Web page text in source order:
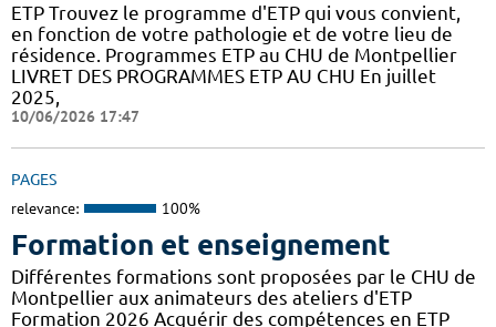
ETP Trouvez le programme d'ETP qui vous convient,
en fonction de votre pathologie et de votre lieu de
résidence. Programmes ETP au CHU de Montpellier
LIVRET DES PROGRAMMES ETP AU CHU En juillet
2025,
10/06/2026 17:47
PAGES
relevance: 100%
Formation et enseignement
Différentes formations sont proposées par le CHU de
Montpellier aux animateurs des ateliers d'ETP
Formation 2026 Acquérir des compétences en ETP